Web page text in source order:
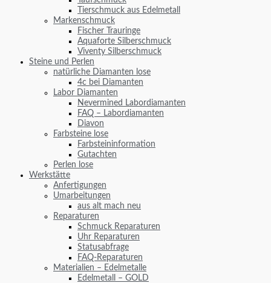
Tierschmuck aus Edelmetall
Markenschmuck
Fischer Trauringe
Aquaforte Silberschmuck
Viventy Silberschmuck
Steine und Perlen
natürliche Diamanten lose
4c bei Diamanten
Labor Diamanten
Nevermined Labordiamanten
FAQ – Labordiamanten
Diavon
Farbsteine lose
Farbsteininformation
Gutachten
Perlen lose
Werkstätte
Anfertigungen
Umarbeitungen
aus alt mach neu
Reparaturen
Schmuck Reparaturen
Uhr Reparaturen
Statusabfrage
FAQ-Reparaturen
Materialien – Edelmetalle
Edelmetall – GOLD